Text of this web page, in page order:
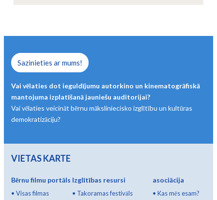
Sazinieties ar mums!
Vai vēlaties dot ieguldījumu autorkino un kinematogrāfiskā
mantojuma izplatīšanā jauniešu auditorijai?
Vai vēlaties veicināt bērnu māksliniecisko izglītību un kultūras
demokratizāciju?
VIETAS KARTE
Bērnu filmu portāls
• Visas filmas
Izglītības resursi
• Takoramas festivāls
asociācija
•Kas mēs esam?